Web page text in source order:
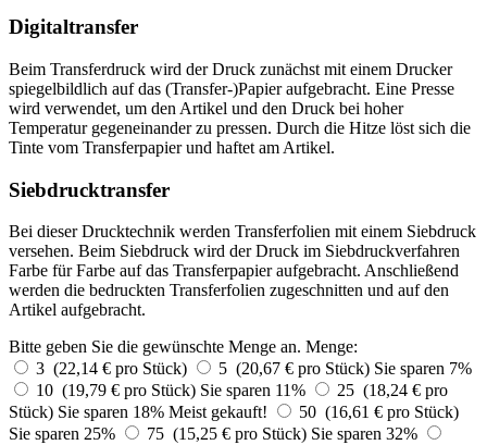
Digitaltransfer
Beim Transferdruck wird der Druck zunächst mit einem Drucker
spiegelbildlich auf das (Transfer-)Papier aufgebracht. Eine Presse
wird verwendet, um den Artikel und den Druck bei hoher
Temperatur gegeneinander zu pressen. Durch die Hitze löst sich die
Tinte vom Transferpapier und haftet am Artikel.
Siebdrucktransfer
Bei dieser Drucktechnik werden Transferfolien mit einem Siebdruck
versehen. Beim Siebdruck wird der Druck im Siebdruckverfahren
Farbe für Farbe auf das Transferpapier aufgebracht. Anschließend
werden die bedruckten Transferfolien zugeschnitten und auf den
Artikel aufgebracht.
Bitte geben Sie die gewünschte Menge an. Menge:
3 (22,14 € pro Stück)
5 (20,67 € pro Stück) Sie sparen 7%
10 (19,79 € pro Stück) Sie sparen 11%
25 (18,24 € pro
Stück) Sie sparen 18% Meist gekauft!
50 (16,61 € pro Stück)
Sie sparen 25%
75 (15,25 € pro Stück) Sie sparen 32%